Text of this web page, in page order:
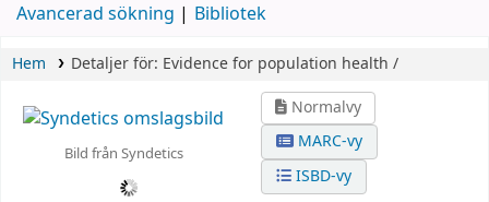
Avancerad sökning Bibliotek
Hem Detaljer för: Evidence for population health /
Bild från Syndetics
Normalvy
MARC-vy
ISBD-vy